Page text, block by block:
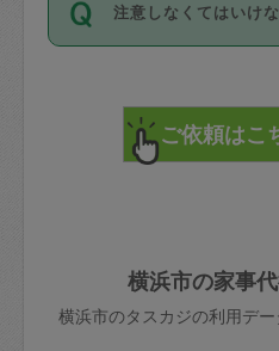
詳細FAQ：
損害賠
72時間を超える※と
料が発生します。
直前キャンセル料：
72時間前〜24時間
依頼者不在による
金額の100%＋交通
まず、条件の合う
みてください。
その後、一番気に
が必要です。数回の
ジさんと依頼者の
てください。
不在時に部屋に入
きた場合は損害保
ご注意ください。
注意しなくてはいけ
で、必ず鍵のかか
れて依頼者の責任
けてください。
玉、など
あわせてこちらも
横浜市の家事
横浜市のタスカジの利用デー